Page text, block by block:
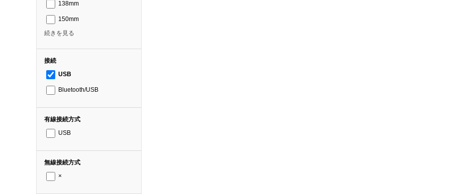
138mm
150mm
続きを見る
接続
USB
Bluetooth/USB
有線接続方式
USB
無線接続方式
×